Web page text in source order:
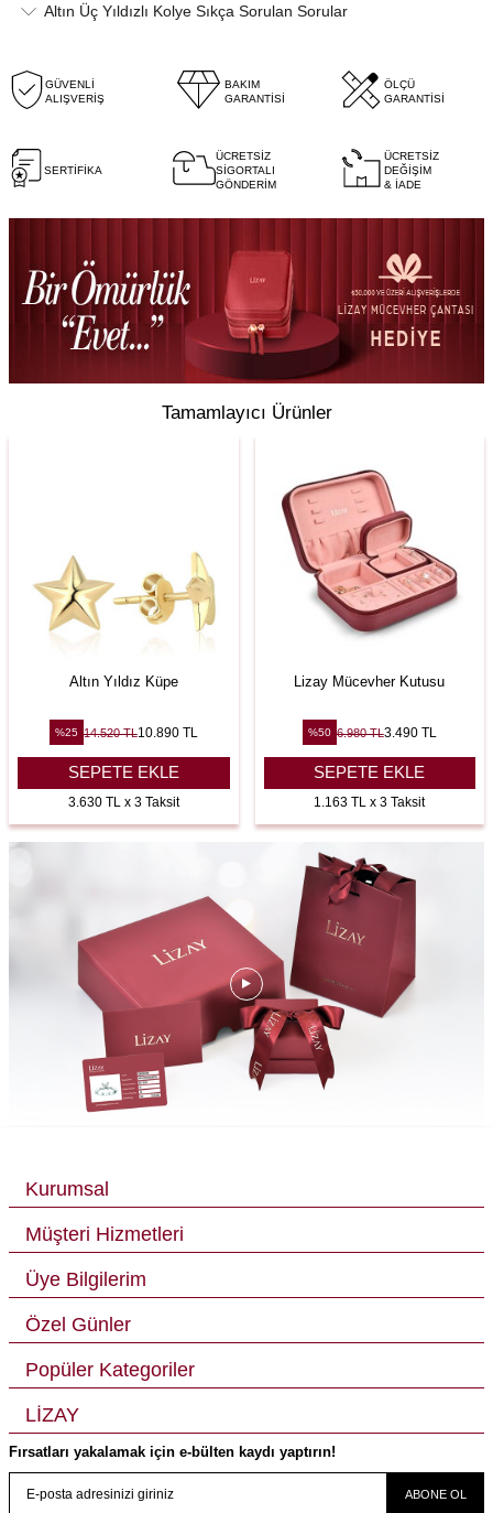
Altın Üç Yıldızlı Kolye Sıkça Sorulan Sorular
GÜVENLİ
ALIŞVERİŞ
BAKIM
GARANTİSİ
ÖLÇÜ
GARANTİSİ
SERTİFİKA
ÜCRETSİZ
SİGORTALI
GÖNDERİM
ÜCRETSİZ
DEĞİŞİM
& İADE
Tamamlayıcı Ürünler
Altın Yıldız Küpe
%25 14.520TL10.890TL
SEPETE EKLE
3.630 TL x 3 Taksit
Lizay Mücevher Kutusu
%50 6.980TL3.490TL
SEPETE EKLE
1.163 TL x 3 Taksit
Kurumsal
Müşteri Hizmetleri
Üye Bilgilerim
Özel Günler
Popüler Kategoriler
LİZAY
Fırsatları yakalamak için e-bülten kaydı yaptırın!
ABONE OL